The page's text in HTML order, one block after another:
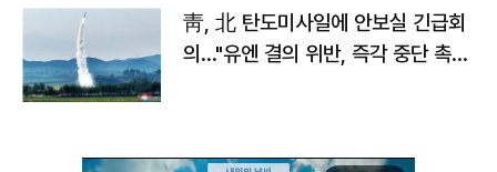
靑, 北 탄도미사일에 안보실 긴급회
의…"유엔 결의 위반, 즉각 중단 촉